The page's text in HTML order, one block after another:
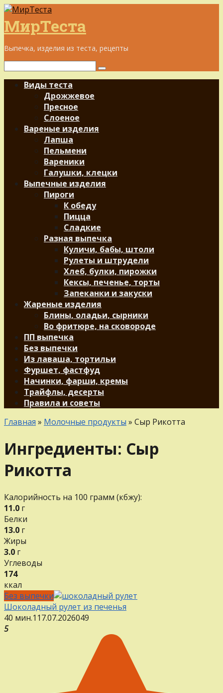
Перейти
к
контенту
МирТеста
Выпечка, изделия из теста, рецепты
Поиск:
Виды теста
Дрожжевое
Пресное
Слоеное
Вареные изделия
Лапша
Пельмени
Вареники
Галушки, клецки
Выпечные изделия
Пироги
К обеду
Пицца
Сладкие
Разная выпечка
Куличи, бабы, штоли
Рулеты и штрудели
Хлеб, булки, пирожки
Кексы, печенье, торты
Запеканки и закуски
Жареные изделия
Блины, оладьи, сырники
Во фритюре, на сковороде
ПП выпечка
Без выпечки
Из лаваша, тортильи
Фуршет, фастфуд
Начинки, фарши, кремы
Трайфлы, десерты
Правила и советы
Главная » Молочные продукты » Сыр Рикотта
Ингредиенты: Сыр
Рикотта
Калорийность на 100 грамм (кбжу):
11.0 г
Белки
13.0 г
Жиры
3.0 г
Углеводы
174
ккал
Без выпечки
Шоколадный рулет из печенья
40 мин.1 17.07.2026049
5